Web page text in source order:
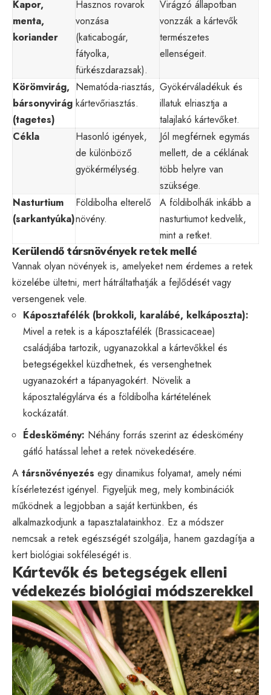
Kapor,
menta,
koriander
Hasznos rovarok
vonzása
(katicabogár,
fátyolka,
fürkészdarazsak).
Virágzó állapotban
vonzzák a kártevők
természetes
ellenségeit.
Körömvirág,
bársonyvirág
(tagetes)
Nematóda-riasztás,
kártevőriasztás.
Gyökérváladékuk és
illatuk elriasztja a
talajlakó kártevőket.
Cékla
Hasonló igények,
de különböző
gyökérmélység.
Jól megférnek egymás
mellett, de a céklának
több helyre van
szüksége.
Nasturtium
(sarkantyúka)
Földibolha elterelő
növény.
A földibolhák inkább a
nasturtiumot kedvelik,
mint a retket.
Kerülendő társnövények retek mellé
Vannak olyan növények is, amelyeket nem érdemes a retek
közelébe ültetni, mert hátráltathatják a fejlődését vagy
versengenek vele.
Káposztafélék (brokkoli, karalábé, kelkáposzta):
Mivel a retek is a káposztafélék (Brassicaceae)
családjába tartozik, ugyanazokkal a kártevőkkel és
betegségekkel küzdhetnek, és versenghetnek
ugyanazokért a tápanyagokért. Növelik a
káposztalégylárva és a földibolha kártételének
kockázatát.
Édeskömény: Néhány forrás szerint az édeskömény
gátló hatással lehet a retek növekedésére.
A társnövényezés egy dinamikus folyamat, amely némi
kísérletezést igényel. Figyeljük meg, mely kombinációk
működnek a legjobban a saját kertünkben, és
alkalmazkodjunk a tapasztalatainkhoz. Ez a módszer
nemcsak a retek egészségét szolgálja, hanem gazdagítja a
kert biológiai sokféleségét is.
Kártevők és betegségek elleni
védekezés biológiai módszerekkel